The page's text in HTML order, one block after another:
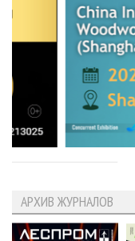
АРХИВ ЖУРНАЛОВ